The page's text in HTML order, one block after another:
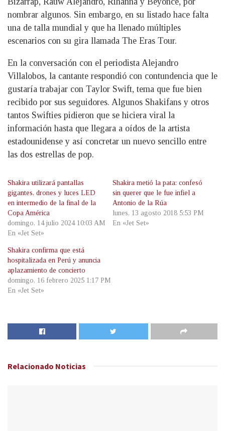
nombrar algunos. Sin embargo, en su listado hace falta
una de talla mundial y que ha llenado múltiples
escenarios con su gira llamada The Eras Tour.
En la conversación con el periodista Alejandro
Villalobos, la cantante respondió con contundencia que le
gustaría trabajar con Taylor Swift, tema que fue bien
recibido por sus seguidores. Algunos Shakifans y otros
tantos Swifties pidieron que se hiciera viral la
información hasta que llegara a oídos de la artista
estadounidense y así concretar un nuevo sencillo entre
las dos estrellas de pop.
Shakira utilizará pantallas
gigantes, drones y luces LED
en intermedio de la final de la
Copa América
domingo, 14 julio 2024 10:03 AM
En «Jet Set»
Shakira metió la pata: confesó
sin querer que le fue infiel a
Antonio de la Rúa
lunes, 13 agosto 2018 5:53 PM
En «Jet Set»
Shakira confirma que está
hospitalizada en Perú y anuncia
aplazamiento de concierto
domingo, 16 febrero 2025 1:17 PM
En «Jet Set»
Relacionado Noticias